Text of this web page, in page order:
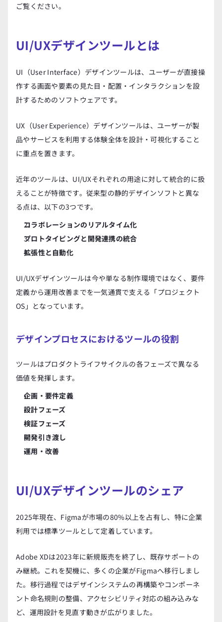
ご覧ください。
UI/UXデザインツールとは
UI（User Interface）デザインツールは、ユーザーが直接操
作する画面や要素の見た目・配置・インタラクションを設
計するためのソフトウェアです。
UX（User Experience）デザインツールは、ユーザーが製
品やサービスを利用する体験全体を設計・可視化すること
に重点を置きます。
近年のツールは、UI/UXそれぞれの用途に対して統合的に扱
えることが特徴です。従来型の静的デザインソフトと異な
る点は、以下の3つです。
コラボレーションのリアルタイム化
プロトタイピングと開発連携の統合
拡張性と自動化
UI/UXデザインツールは今や単なる制作環境ではなく、要件
定義から運用改善までを一気通貫で支える「プロジェクト
OS」となっています。
デザインプロセスにおけるツールの役割
ツールはプロダクトライフサイクルの各フェーズで異なる
価値を発揮します。
企画・要件定義
設計フェーズ
検証フェーズ
開発引き渡し
運用・改善
UI/UXデザインツールのシェア
2025年現在、Figmaが市場の80%以上を占有し、特に企業
利用では標準ツールとして定着しています。
Adobe XDは2023年に新規販売を終了し、既存サポートの
み継続。これを契機に、多くの企業がFigmaへ移行しまし
た。移行過程ではデザインシステムの再構築やコンポーネ
ント命名規則の整備、アクセシビリティ対応の組み込みな
ど、運用設計を見直す動きが広がりました。